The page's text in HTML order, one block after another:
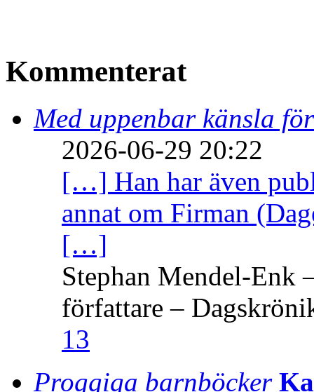
Kommenterat
Med uppenbar känsla
2026-06-29 20:22
[…] Han har även
annat om Firman
[…]
Stephan Mendel-Enk
författare –
13
Proggiga barnböcker